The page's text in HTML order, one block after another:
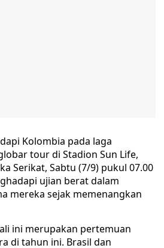
Kolombia pada laga
tour di Stadion Sun Life,
Serikat, Sabtu (7/9) pukul 07.00
ujian berat dalam
mereka sejak memenangkan
ini merupakan pertemuan
di tahun ini. Brasil dan